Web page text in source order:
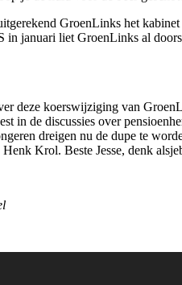
GroenLinks het
in januari liet GroenLinks al
deze koerswijziging van
in de discussies over
dreigen nu de dupe te
Krol. Beste Jesse, denk